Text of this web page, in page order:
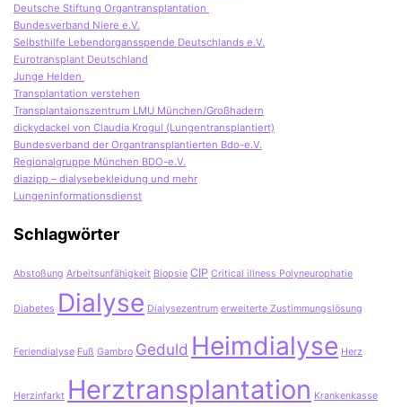
Deutsche Stiftung Organtransplantation
Bundesverband Niere e.V.
Selbsthilfe Lebendorgansspende Deutschlands e.V.
Eurotransplant Deutschland
Junge Helden
Transplantation verstehen
Transplantaionszentrum LMU München/Großhadern
dickydackel von Claudia Krogul (Lungentransplantiert)
Bundesverband der Organtransplantierten Bdo-e.V.
Regionalgruppe München BDO-e.V.
diazipp – dialysebekleidung und mehr
Lungeninformationsdienst
Schlagwörter
Abstoßung Arbeitsunfähigkeit Biopsie CIP Critical illness Polyneurophatie
Diabetes Dialyse Dialysezentrum erweiterte Zustimmungslösung
Feriendialyse Fuß Gambro Geduld Heimdialyse Herz
Herzinfarkt Herztransplantation Krankenkasse